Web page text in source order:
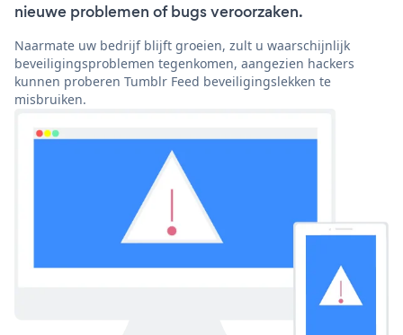
nieuwe problemen of bugs veroorzaken.
Naarmate uw bedrijf blijft groeien, zult u waarschijnlijk
beveiligingsproblemen tegenkomen, aangezien hackers
kunnen proberen Tumblr Feed beveiligingslekken te
misbruiken.